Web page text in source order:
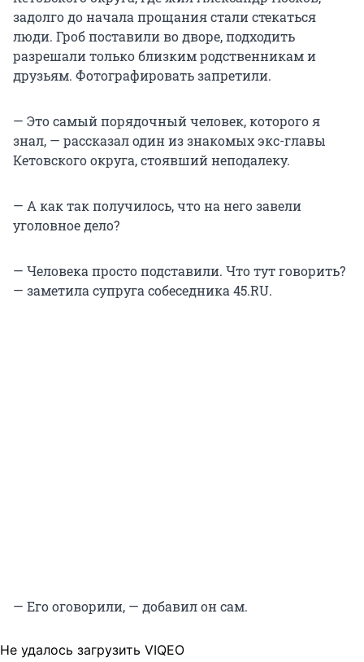
задолго до начала прощания стали стекаться
люди. Гроб поставили во дворе, подходить
разрешали только близким родственникам и
друзьям. Фотографировать запретили.
— Это самый порядочный человек, которого я
знал, — рассказал один из знакомых экс-главы
Кетовского округа, стоявший неподалеку.
— А как так получилось, что на него завели
уголовное дело?
— Человека просто подставили. Что тут говорить?
— заметила супруга собеседника 45.RU.
— Его оговорили, — добавил он сам.
Не удалось загрузить VIQEO